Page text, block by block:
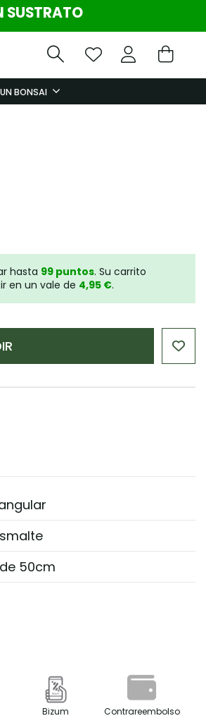
SUSTRATO
BONSAI
hasta 99 puntos. Su carrito
en un vale de 4,95 €.
50cm
Bizum Contrareembolso